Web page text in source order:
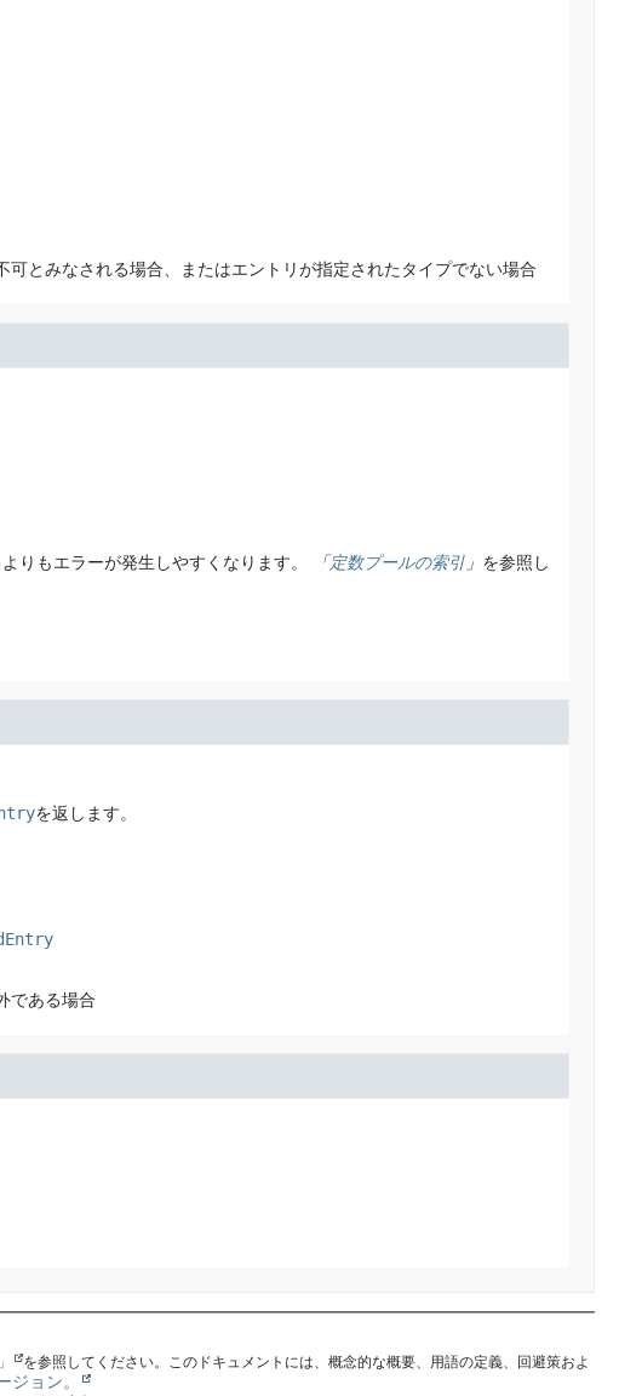
とみなされる場合、またはエントリが指定されたタイプでない場合
りもエラーが発生しやすくなります。 「定数プールの索引」 を参照し
を返します。
である場合
を参照してください。このドキュメントには、概念的な概要、用語の定義、回避策およ
ジョン。